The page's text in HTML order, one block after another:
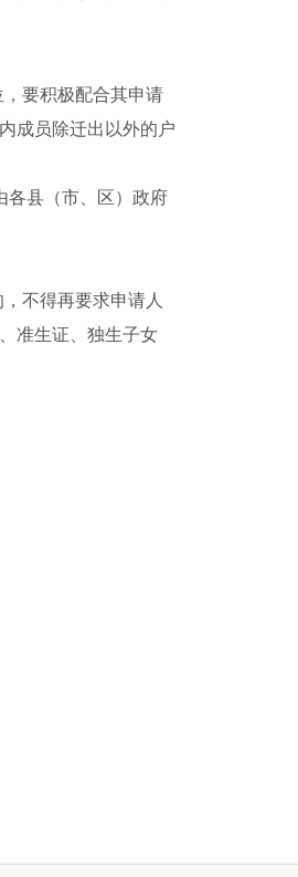
要积极配合其申请
成员除迁出以外的户
各县（市、区）政府
不得再要求申请人
准生证、独生子女